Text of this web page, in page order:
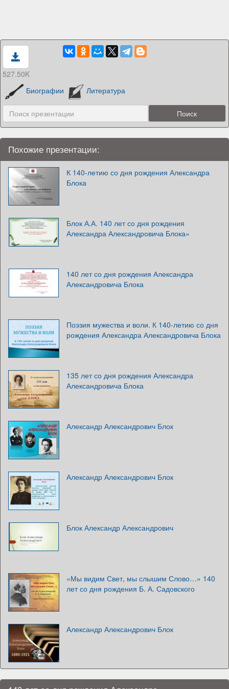
527.50K
Биографии
Литература
Похожие презентации:
К 140-летию со дня рождения Александра
Блока
Блок А.А. 140 лет со дня рождения
Александра Александровича Блока»
140 лет со дня рождения Александра
Александровича Блока
Поэзия мужества и воли. К 140-летию со дня
рождения Александра Александровича Блока
135 лет со дня рождения Александра
Александровича Блока
Александр Александрович Блок
Александр Александрович Блок
Блок Александр Александрович
«Мы видим Свет, мы слышим Слово…» 140
лет со дня рождения Б. А. Садовского
Александр Александрович Блок